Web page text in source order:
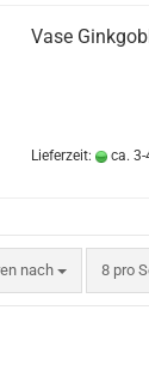
Vase
Lieferzeit: ca. 3-
nach
nach 8 pro
pro